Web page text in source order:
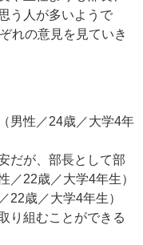
う人が多いようで
れの意見を見ていき
男性／24歳／大学4年
だが、部長として部
／22歳／大学4年生）
22歳／大学4年生）
り組むことができる